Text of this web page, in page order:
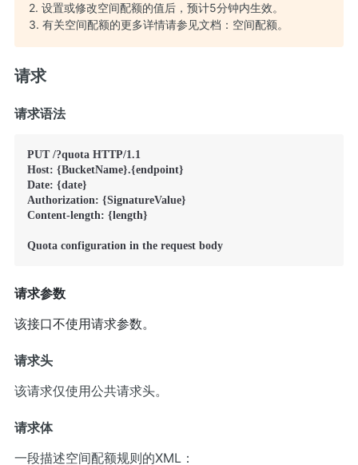
2. 设置或修改空间配额的值后，预计5分钟内生效。
3. 有关空间配额的更多详情请参见文档： 空间配额。
请求
请求语法
PUT /?quota HTTP/1.1
Host: {BucketName}.{endpoint}
Date: {date}
Authorization: {SignatureValue}
Content-length: {length}
Quota configuration in the request body
请求参数
该接口不使用请求参数。
请求头
该请求仅使用公共请求头。
请求体
一段描述空间配额规则的XML：